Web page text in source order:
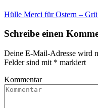
Hülle Merci für Ostern –
Schreibe einen
Deine E-Mail-Adresse wird
Felder sind mit * markiert
Kommentar